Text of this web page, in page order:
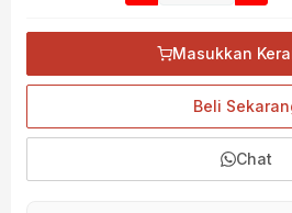
Masukkan
Beli
Chat